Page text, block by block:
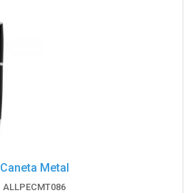
Caneta Metal
ALLPECMT086